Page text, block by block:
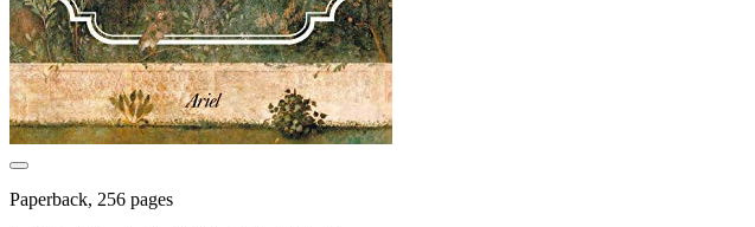
Paperback, 256 pages